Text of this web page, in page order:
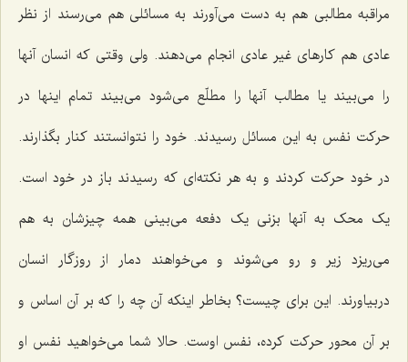
مراقبه مطالبی هم به دست می‌آورند به مسائلی هم می‌رسند از نظر
عادی هم کارهای غیر عادی انجام می‌دهند. ولی وقتی که انسان آنها
را می‌بیند یا مطالب آنها را مطلّع می‌شود می‌بیند تمام اینها در
حرکت نفس به این مسائل رسیدند. خود را نتوانستند کنار بگذارند.
در خود حرکت کردند و به هر نکته‌ای که رسیدند باز در خود است.
یک محک به آنها بزنی یک دفعه می‌بینی همه چیزشان به هم
می‌ریزد زیر و رو می‌شوند و می‌خواهند دمار از روزگار انسان
دربیاورند. این برای چیست؟ بخاطر اینکه آن چه را که بر آن اساس و
بر آن محور حرکت کرده، نفس اوست. حالا شما می‌خواهید نفس او